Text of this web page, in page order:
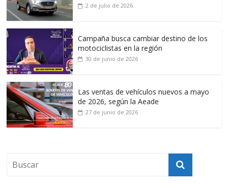
2 de julio de 2026
Campaña busca cambiar destino de los
motociclistas en la región
30 de junio de 2026
Las ventas de vehículos nuevos a mayo
de 2026, según la Aeade
27 de junio de 2026